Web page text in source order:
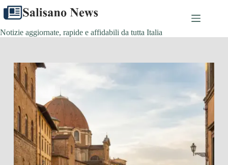
Salta
contenuto
Notizie aggiornate, rapide e affidabili da tutta Italia